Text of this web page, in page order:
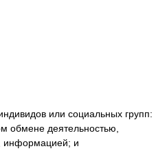
или социальных групп:
обмене деятельностью,
информацией; и